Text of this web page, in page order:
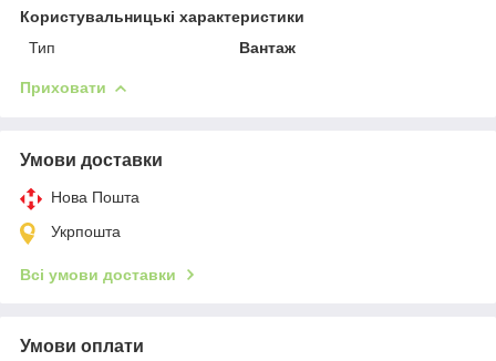
Користувальницькі характеристики
Тип
Вантаж
Приховати
Умови доставки
Нова Пошта
Укрпошта
Всі умови доставки
Умови оплати